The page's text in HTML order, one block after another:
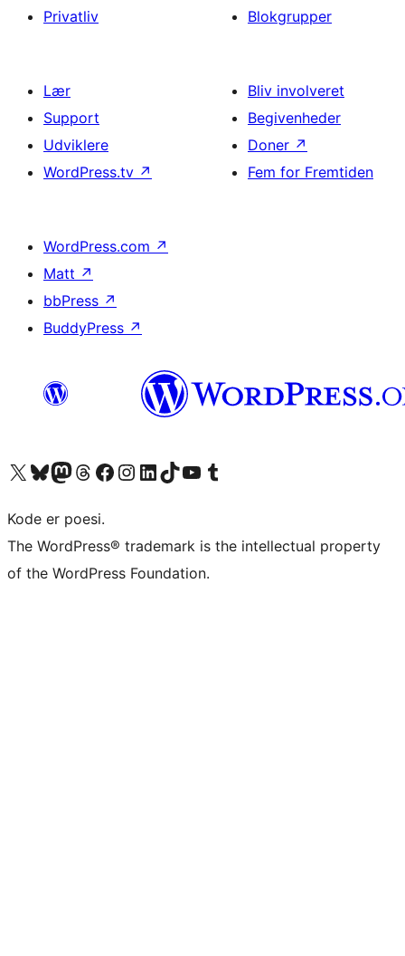
Privatliv
Blokgrupper
Lær
Support
Udviklere
WordPress.tv ↗
Bliv involveret
Begivenheder
Doner ↗
Fem for Fremtiden
WordPress.com ↗
Matt ↗
bbPress ↗
BuddyPress ↗
Besøg vores X (tidligere Twitter) konto
Besøg vores Bluesky-konto
Besøg vores Mastodon konto
Besøg vores Threads-konto
Besøg vores Facebook sideBesøg vores Instagram konto
Besøg vores LinkedIn konto
Besøg vores TikTok-konto
Besøg vores YouTube-kanalBesøg vores Tumblr-konto
Kode er poesi.
The WordPress® trademark is the intellectual property
of the WordPress Foundation.